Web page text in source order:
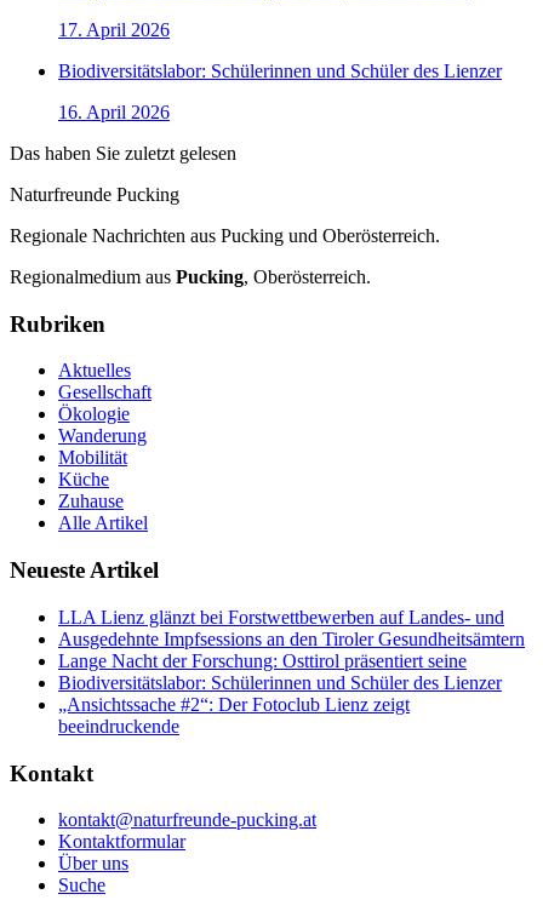
17. April 2026
Biodiversitätslabor: Schülerinnen und Schüler des Lienzer
16. April 2026
Das haben Sie zuletzt gelesen
Naturfreunde Pucking
Regionale Nachrichten aus Pucking und Oberösterreich.
Regionalmedium aus Pucking, Oberösterreich.
Rubriken
Aktuelles
Gesellschaft
Ökologie
Wanderung
Mobilität
Küche
Zuhause
Alle Artikel
Neueste Artikel
LLA Lienz glänzt bei Forstwettbewerben auf Landes- und
Ausgedehnte Impfsessions an den Tiroler Gesundheitsämtern
Lange Nacht der Forschung: Osttirol präsentiert seine
Biodiversitätslabor: Schülerinnen und Schüler des Lienzer
„Ansichtssache #2“: Der Fotoclub Lienz zeigt
beeindruckende
Kontakt
kontakt@naturfreunde-pucking.at
Kontaktformular
Über uns
Suche